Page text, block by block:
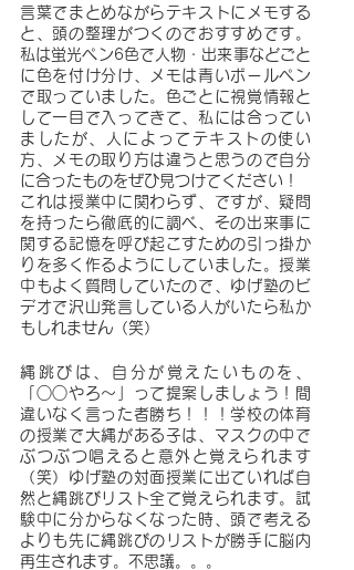
言葉でまとめながらテキストにメモする
と、頭の整理がつくのでおすすめです。
私は蛍光ペン6色で人物・出来事などごと
に色を付け分け、メモは青いボールペン
で取っていました。色ごとに視覚情報と
して一目で入ってきて、私には合ってい
ましたが、人によってテキストの使い
方、メモの取り方は違うと思うので自分
に合ったものをぜひ見つけてください！
これは授業中に関わらず、ですが、疑問
を持ったら徹底的に調べ、その出来事に
関する記憶を呼び起こすための引っ掛か
りを多く作るようにしていました。授業
中もよく質問していたので、ゆげ塾のビ
デオで沢山発言している人がいたら私か
もしれません（笑）
縄跳びは、自分が覚えたいものを、
「○○やろ〜」って提案しましょう！間
違いなく言った者勝ち！！！学校の体育
の授業で大縄がある子は、マスクの中で
ぶつぶつ唱えると意外と覚えられます
（笑）ゆげ塾の対面授業に出ていれば自
然と縄跳びリスト全て覚えられます。試
験中に分からなくなった時、頭で考える
よりも先に縄跳びのリストが勝手に脳内
再生されます。不思議。。。